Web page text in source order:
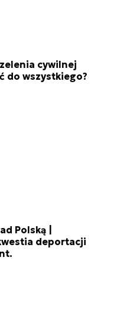
cywilnej
do wszystkiego?
Polską |
deportacji